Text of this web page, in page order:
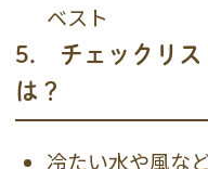
ベスト
5． チェックリ
は？
冷たい水や風な